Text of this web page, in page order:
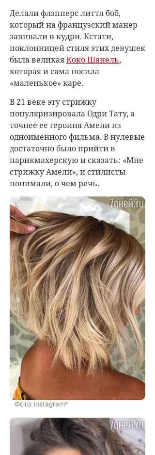
Делали флэпперс литтл боб,
который на французский манер
завивали в кудри. Кстати,
поклонницей стиля этих девушек
была великаяКоко Шанель,
которая и сама носила
«маленькое» каре.
В 21 веке эту стрижку
популяризировала Одри Тату, а
точнее ее героиня Амели из
одноименного фильма. В нулевые
достаточно было прийти в
парикмахерскую и сказать: «Мне
стрижку Амели», и стилисты
понимали, о чем речь.
Фото: instagram*